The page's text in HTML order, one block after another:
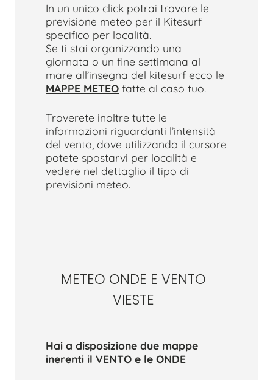
In un unico click potrai trovare le
previsione meteo per il Kitesurf
specifico per località.
Se ti stai organizzando una
giornata o un fine settimana al
mare all’insegna del kitesurf ecco le
MAPPE METEO fatte al caso tuo.
Troverete inoltre tutte le
informazioni riguardanti l’intensità
del vento, dove utilizzando il cursore
potete spostarvi per località e
vedere nel dettaglio il tipo di
previsioni meteo.
METEO ONDE E VENTO
VIESTE
Hai a disposizione due mappe
inerenti il VENTO e le ONDE